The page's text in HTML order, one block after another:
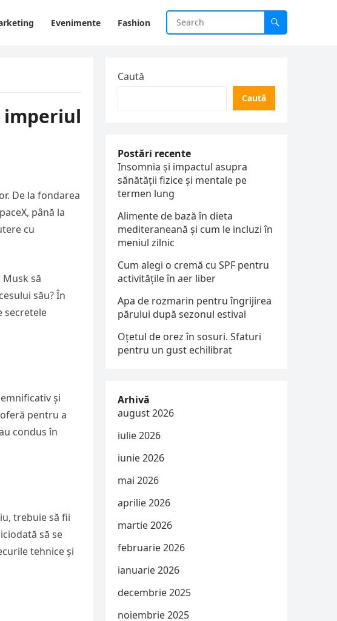
Evenimente Fashion
imperiul
De la fondarea
până la
cu
să
său? În
secretele
și
pentru a
condus în
trebuie să fii
să se
tehnice și
Caută
Caută
Postări recente
Insomnia și impactul asupra
sănătății fizice și mentale pe
termen lung
Alimente de bază în dieta
mediteraneană și cum le incluzi în
meniul zilnic
Cum alegi o cremă cu SPF pentru
activitățile în aer liber
Apa de rozmarin pentru îngrijirea
părului după sezonul estival
Oțetul de orez în sosuri. Sfaturi
pentru un gust echilibrat
Arhivă
august 2026
iulie 2026
iunie 2026
mai 2026
aprilie 2026
martie 2026
februarie 2026
ianuarie 2026
decembrie 2025
noiembrie 2025